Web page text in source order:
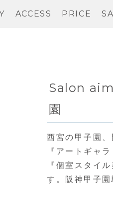
ACCESS PRICE
Salon
園
西宮の甲子園
『アートギャ
『個室スタイ
す。阪神甲子園